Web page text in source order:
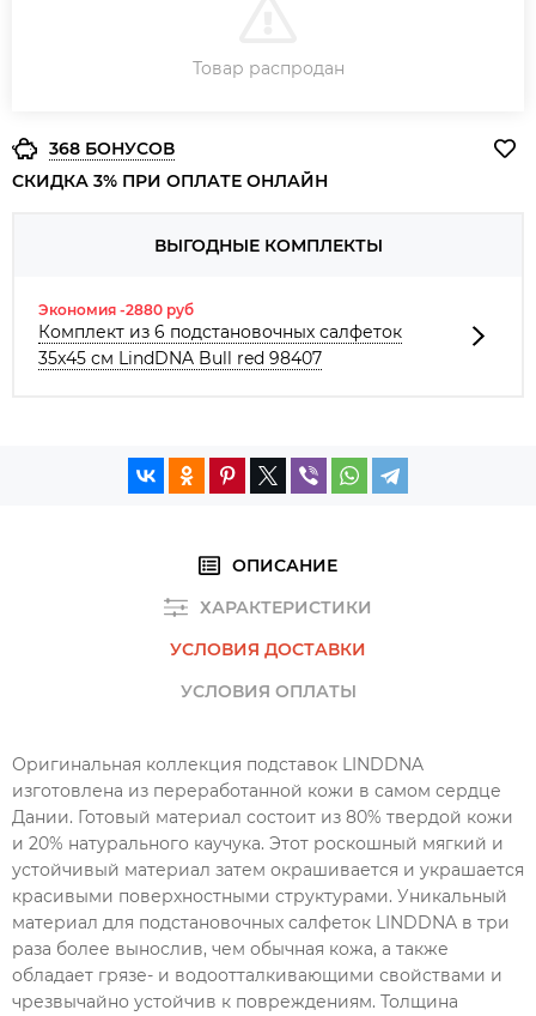
ЗАКАЗ В ОДИН КЛИК
Товар распродан
368 БОНУСОВ
СКИДКА 3% ПРИ ОПЛАТЕ ОНЛАЙН
ВЫГОДНЫЕ КОМПЛЕКТЫ
Экономия -2880 руб
Комплект из 6 подстановочных салфеток
35x45 см LindDNA Bull red 98407
ОПИСАНИЕ
ХАРАКТЕРИСТИКИ
УСЛОВИЯ ДОСТАВКИ
УСЛОВИЯ ОПЛАТЫ
Оригинальная коллекция подставок LINDDNA
изготовлена из переработанной кожи в самом сердце
Дании. Готовый материал состоит из 80% твердой кожи
и 20% натурального каучука. Этот роскошный мягкий и
устойчивый материал затем окрашивается и украшается
красивыми поверхностными структурами. Уникальный
материал для подстановочных салфеток LINDDNA в три
раза более вынослив, чем обычная кожа, а также
обладает грязе- и водоотталкивающими свойствами и
чрезвычайно устойчив к повреждениям. Толщина